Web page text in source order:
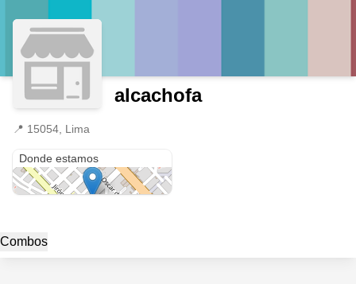
alcachofa
📍 15054, Lima
Donde estamos
Combos